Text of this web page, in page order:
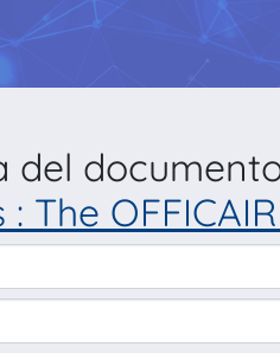
del
The